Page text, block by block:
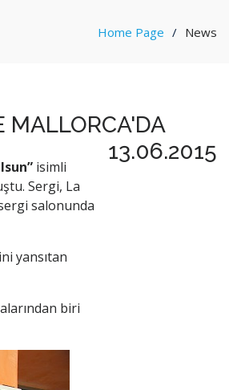
Home Page News
MALLORCA'DA
13.06.2015
isimli
Sergi, La
salonunda
yansıtan
biri